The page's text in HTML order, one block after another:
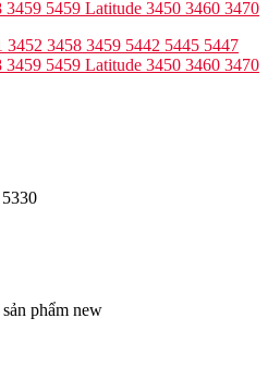
3458 3459 5442 5445 5447
5459 Latitude 3450 3460 3470
phẩm new